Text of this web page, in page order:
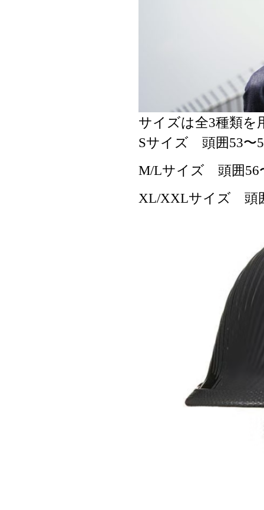
サイズは全3種類を
Sサイズ 頭囲53〜
M/Lサイズ 頭囲56
XL/XXLサイズ 頭